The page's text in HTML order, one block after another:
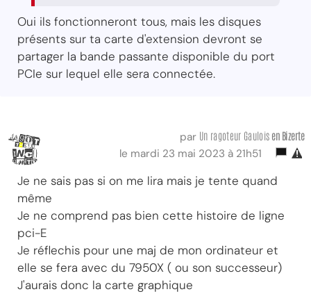
Oui ils fonctionneront tous, mais les disques
présents sur ta carte d'extension devront se
partager la bande passante disponible du port
PCIe sur lequel elle sera connectée.
par Un ragoteur Gaulois en Bizerte
le mardi 23 mai 2023 à 21h51
Je ne sais pas si on me lira mais je tente quand
même
Je ne comprend pas bien cette histoire de ligne
pci-E
Je réflechis pour une maj de mon ordinateur et
elle se fera avec du 7950X ( ou son successeur)
J'aurais donc la carte graphique